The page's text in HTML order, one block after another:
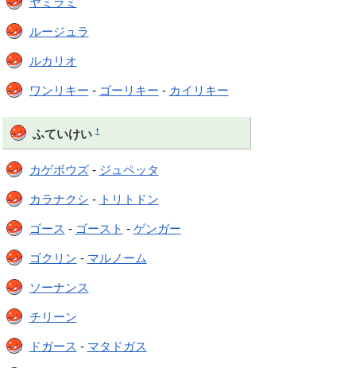
ルージュラ
ルカリオ
ワンリキー - ゴーリキー - カイリキー
ふていけい †
カゲボウズ- ジュペッタ
カラナクシ - トリトドン
ゴース - ゴースト - ゲンガー
ゴクリン - マルノーム
ソーナンス
チリーン
ドガース - マタドガス